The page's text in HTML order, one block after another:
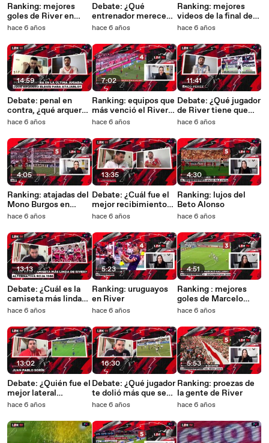
Ranking: mejores
goles de River en
1986
hace 6 años
14:59
Debate: penal en
contra, ¿qué arquero
histórico elegís para
hace 6 años
4:05
Ranking: atajadas del
Mono Burgos en
River
hace 6 años
13:13
Debate: ¿Cuál es la
camiseta más linda
de River?
hace 6 años
13:02
Debate: ¿Quién fue el
mejor lateral
izquierdo que viste
hace 6 años
Debate: ¿Qué
entrenador merece
más reconocimiento
River?
hace 6 años
7:02
Ranking: equipos que
más venció el River
de Gallardo
hace 6 años
13:35
Debate: ¿Cuál fue el
mejor recibimiento
en el Monumental?
hace 6 años
5:23
Ranking: uruguayos
en River
hace 6 años
16:30
Debate: ¿Qué jugador
te dolió más que se
vaya de River?
hace 6 años
Ranking: mejores
videos de la final de
Madrid
hace 6 años
11:41
Debate: ¿Qué jugador
de River tiene que
estar en la Selección?
hace 6 años
4:30
Ranking: lujos del
Beto Alonso
hace 6 años
4:51
Ranking : mejores
goles de Marcelo
Gallardo en River
hace 6 años
5:53
Ranking: proezas de
la gente de River
hace 6 años